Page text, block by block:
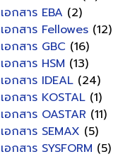
อกสาร EBA (2)
อกสาร Fellowes (12)
อกสาร GBC (16)
อกสาร HSM (13)
อกสาร IDEAL (24)
อกสาร KOSTAL (1)
อกสาร OASTAR (11)
อกสาร SEMAX (5)
อกสาร SYSFORM (5)